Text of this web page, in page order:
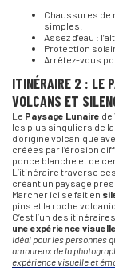
Chaussures de
simples.
Assez d’eau :
Protection
Arrêtez-vous
ITINÉRAIRE 2 : LE
VOLCANS ET
Le Paysage Lunaire de
les plus singuliers de la
d’origine volcanique
créées par l’érosion
ponce blanche et de
L’itinéraire traverse
créant un paysage
Marcher ici se fait en
pins et la roche
C’est l’un des
une expérience
Idéal pour les personnes
amoureux de la
expérience visuelle et